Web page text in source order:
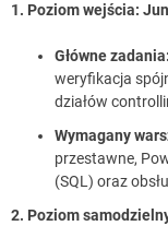
1. Poziom wejścia:
Główne zadania:
weryfikacja
działów
Wymagany
przestawne,
(SQL) oraz
2. Poziom